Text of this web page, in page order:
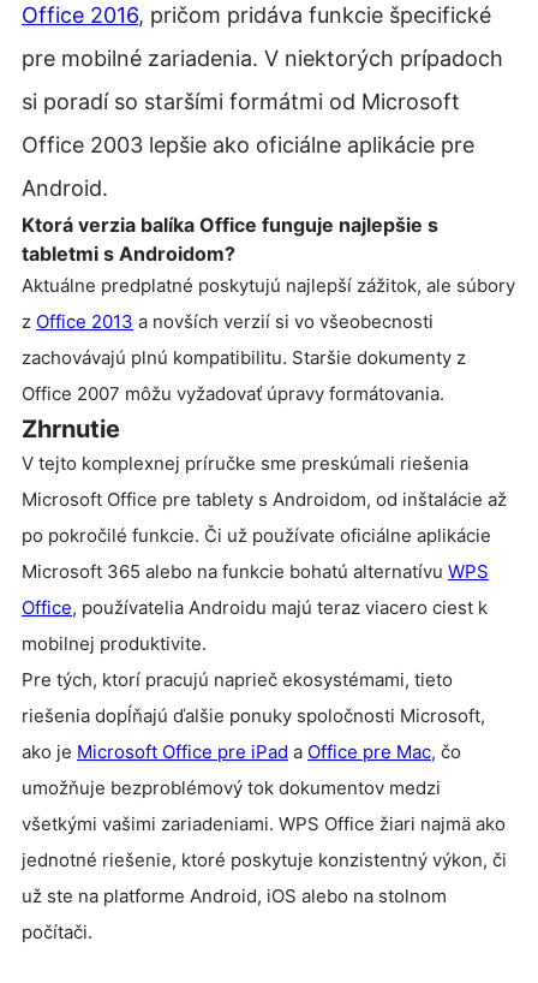
Office 2016, pričom pridáva funkcie špecifické
pre mobilné zariadenia. V niektorých prípadoch
si poradí so staršími formátmi od Microsoft
Office 2003 lepšie ako oficiálne aplikácie pre
Android.
Ktorá verzia balíka Office funguje najlepšie s
tabletmi s Androidom?
Aktuálne predplatné poskytujú najlepší zážitok, ale súbory
z Office 2013 a novších verzií si vo všeobecnosti
zachovávajú plnú kompatibilitu. Staršie dokumenty z
Office 2007 môžu vyžadovať úpravy formátovania.
Zhrnutie
V tejto komplexnej príručke sme preskúmali riešenia
Microsoft Office pre tablety s Androidom, od inštalácie až
po pokročilé funkcie. Či už používate oficiálne aplikácie
Microsoft 365 alebo na funkcie bohatú alternatívu WPS
Office, používatelia Androidu majú teraz viacero ciest k
mobilnej produktivite.
Pre tých, ktorí pracujú naprieč ekosystémami, tieto
riešenia dopĺňajú ďalšie ponuky spoločnosti Microsoft,
ako je Microsoft Office pre iPad a Office pre Mac, čo
umožňuje bezproblémový tok dokumentov medzi
všetkými vašimi zariadeniami. WPS Office žiari najmä ako
jednotné riešenie, ktoré poskytuje konzistentný výkon, či
už ste na platforme Android, iOS alebo na stolnom
počítači.